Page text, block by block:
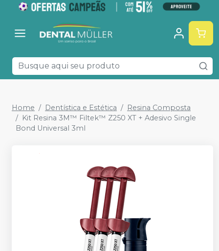
Home Dentística e Estética
Resina Composta
Kit Resina 3M™ Filtek™ Z250 XT + Adesivo Single
Bond Universal 3ml